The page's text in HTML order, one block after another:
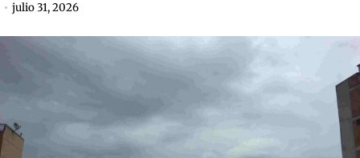
julio 31, 2026